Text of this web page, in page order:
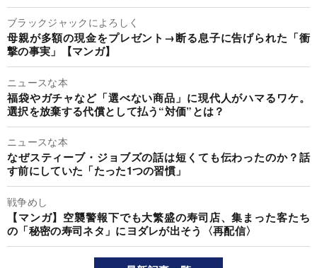
ブラックジャックによろしく
母親が多額の現金をプレゼント→断る息子に告げられた「衝
撃の事実」【マンガ】
ニュースな本
福袋やガチャなど「選べない商品」に現代人がハマるワケ。
選択を放棄する代償として払う“対価”とは？
ニュースな本
なぜスティーブ・ジョブズの話は短くても伝わったのか？話
す前にしていた「たった1つの習慣」
戦争めし
【マンガ】空襲警報下でも大繁盛の寿司店、集まった客たち
の「秘密の寿司ネタ」にヨダレが出そう〈再配信〉